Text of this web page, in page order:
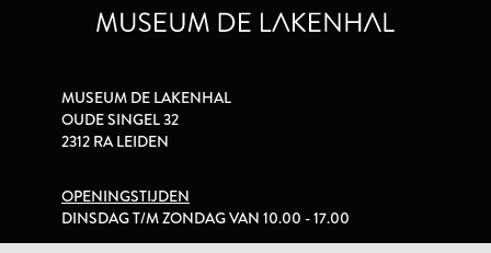
MUSEUM DE LAKENHAL
OUDE SINGEL 32
2312 RA LEIDEN
OPENINGSTIJDEN
DINSDAG T/M ZONDAG VAN 10.00 - 17.00